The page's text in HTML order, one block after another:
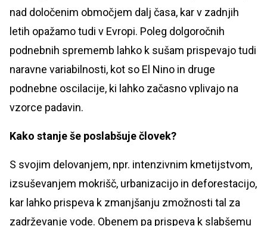
nad določenim območjem dalj časa, kar v zadnjih
letih opažamo tudi v Evropi. Poleg dolgoročnih
podnebnih sprememb lahko k sušam prispevajo tudi
naravne variabilnosti, kot so El Nino in druge
podnebne oscilacije, ki lahko začasno vplivajo na
vzorce padavin.
Kako stanje še poslabšuje človek?
S svojim delovanjem, npr. intenzivnim kmetijstvom,
izsuševanjem mokrišč, urbanizacijo in deforestacijo,
kar lahko prispeva k zmanjšanju zmožnosti tal za
zadrževanje vode. Obenem pa prispeva k slabšemu